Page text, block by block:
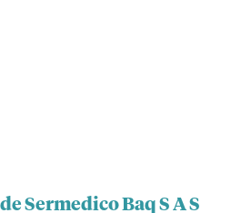
Sermedico Baq S A S